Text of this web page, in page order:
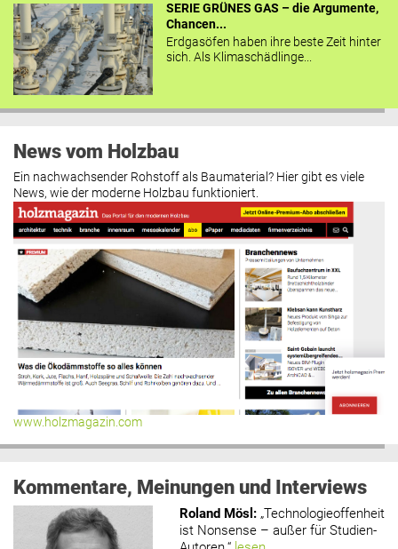
SERIE GRÜNES GAS – die Argumente,
Chancen...
Erdgasöfen haben ihre beste Zeit hinter
sich. Als Klimaschädlinge...
News vom Holzbau
Ein nachwachsender Rohstoff als Baumaterial? Hier gibt es viele
News, wie der moderne Holzbau funktioniert.
www.holzmagazin.com
Kommentare, Meinungen und Interviews
Roland Mösl : „Technologieoffenheit
ist Nonsense – außer für Studien-